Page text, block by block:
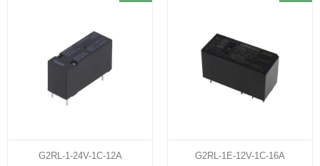
G2RL-1E-12V-1C-16A
G2RL-1-24V-1C-12A